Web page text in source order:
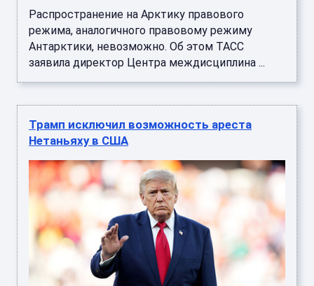
Распространение на Арктику правового
режима, аналогичного правовому режиму
Антарктики, невозможно. Об этом ТАСС
заявила директор Центра междисциплина ...
Трамп исключил возможность ареста
Нетаньяху в США